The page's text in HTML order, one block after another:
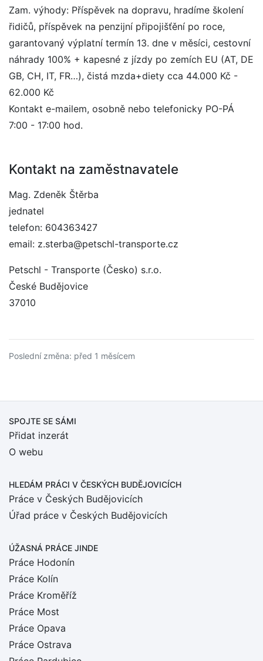
Zam. výhody: Příspěvek na dopravu, hradíme školení
řidičů, příspěvek na penzijní připojišťění po roce,
garantovaný výplatní termín 13. dne v měsíci, cestovní
náhrady 100% + kapesné z jízdy po zemích EU (AT, DE
GB, CH, IT, FR…), čistá mzda+diety cca 44.000 Kč -
62.000 Kč
Kontakt e-mailem, osobně nebo telefonicky PO-PÁ
7:00 - 17:00 hod.
Kontakt na zaměstnavatele
Mag. Zdeněk Štěrba
jednatel
telefon: 604363427
email: z.sterba@petschl-transporte.cz
Petschl - Transporte (Česko) s.r.o.
České Budějovice
37010
Poslední změna: před 1 měsícem
SPOJTE SE SÁMI
Přidat inzerát
O webu
HLEDÁM PRÁCI V ČESKÝCH BUDĚJOVICÍCH
Práce v Českých Budějovicích
Úřad práce v Českých Budějovicích
ÚŽASNÁ PRÁCE JINDE
Práce Hodonín
Práce Kolín
Práce Kroměříž
Práce Most
Práce Opava
Práce Ostrava